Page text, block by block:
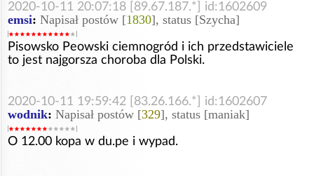
2020-10-11 20:07:18 [89.67.187.*] id:1602609
emsi: Napisał postów [1830], status [Szycha]
Pisowsko Peowski ciemnogród i ich przedstawiciele
to jest najgorsza choroba dla Polski.
2020-10-11 19:59:42 [83.26.166.*] id:1602607
wodnik: Napisał postów [329], status [maniak]
O 12.00 kopa w du.pe i wypad.